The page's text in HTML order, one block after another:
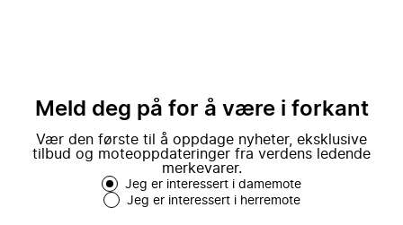
Meld deg på for å være i forkant
Vær den første til å oppdage nyheter, eksklusive
tilbud og moteoppdateringer fra verdens ledende
merkevarer.
Jeg er interessert i damemote
Jeg er interessert i herremote